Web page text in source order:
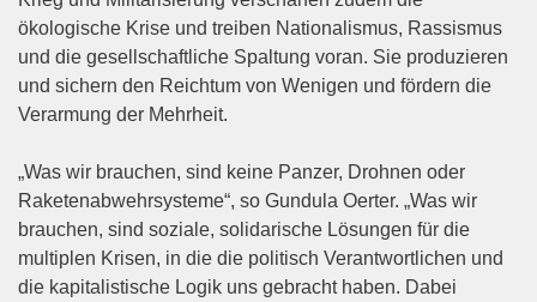
ökologische Krise und treiben Nationalismus, Rassismus
und die gesellschaftliche Spaltung voran. Sie produzieren
und sichern den Reichtum von Wenigen und fördern die
Verarmung der Mehrheit.
„Was wir brauchen, sind keine Panzer, Drohnen oder
Raketenabwehrsysteme“, so Gundula Oerter. „Was wir
brauchen, sind soziale, solidarische Lösungen für die
multiplen Krisen, in die die politisch Verantwortlichen und
die kapitalistische Logik uns gebracht haben. Dabei